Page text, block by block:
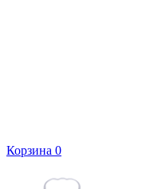
Корзина 0